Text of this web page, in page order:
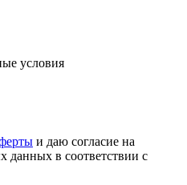
условия
и даю согласие на
данных в соответствии с